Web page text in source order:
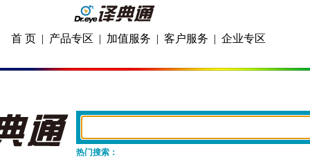
首 页 | 产品专区 | 加值服务 | 客户服务 | 企业专区
热门搜索：